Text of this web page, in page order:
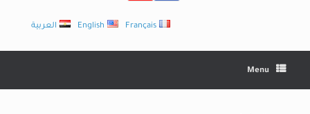
العربية English Français
Menu